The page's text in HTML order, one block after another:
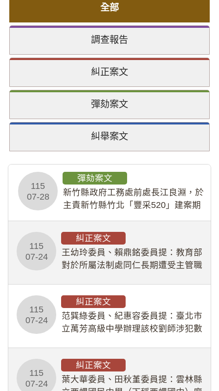
全部
調查報告
糾正案文
彈劾案文
糾舉案文
115
07-28
彈劾案文
新竹縣政府工務處前處長江良淵，於
主責新竹縣竹北「豐采520」建案期
幣1,483萬餘元，並長期收受建商餽
贈；復罔顧公共安全，圖利默許建商
於停工期間
115
07-24
糾正案文
王幼玲委員、賴鼎銘委員提：教育部
對於所屬法制處同仁長期遭受主管職
人員保障法」及「職業安全衛生法」
所定維護公務人員
115
07-24
糾正案文
范巽綠委員、紀惠容委員提：臺北市
立萬芳高級中學辦理該校劉師涉犯數
業把關與糾錯功能，不僅首份調查報
告漏未審酌師生不
115
07-24
糾正案文
葉大華委員、田秋堇委員提：雲林縣